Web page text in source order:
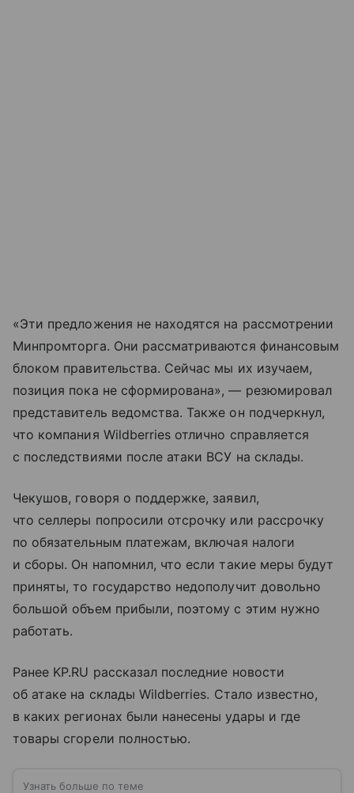
«Эти предложения не находятся на рассмотрении
Минпромторга. Они рассматриваются финансовым
блоком правительства. Сейчас мы их изучаем,
позиция пока не сформирована», — резюмировал
представитель ведомства. Также он подчеркнул,
что компания Wildberries отлично справляется
с последствиями после атаки ВСУ на склады.
Чекушов, говоря о поддержке, заявил,
что селлеры попросили отсрочку или рассрочку
по обязательным платежам, включая налоги
и сборы. Он напомнил, что если такие меры будут
приняты, то государство недополучит довольно
большой объем прибыли, поэтому с этим нужно
работать.
Ранее KP.RU рассказал последние новости
об атаке на склады Wildberries. Стало известно,
в каких регионах были нанесены удары и где
товары сгорели полностью.
Узнать больше по теме